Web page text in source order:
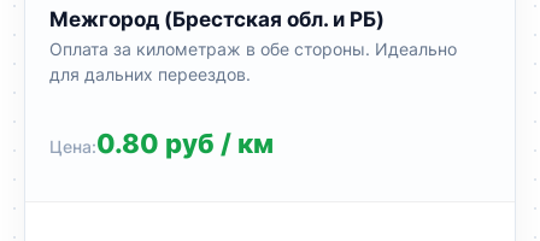
Межгород (Брестская обл. и РБ)
Оплата за километраж в обе стороны. Идеально
для дальних переездов.
0.80 руб / км